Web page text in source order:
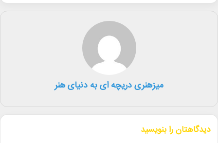
لینک خبر
• مجله هنری
• راهیابی ۲ انیمیشن کوتاه به سی‌امین جشنواره فیلم رود آیلند
میزهنری دریچه ای به دنیای هنر
دیدگاهتان را بنویسید